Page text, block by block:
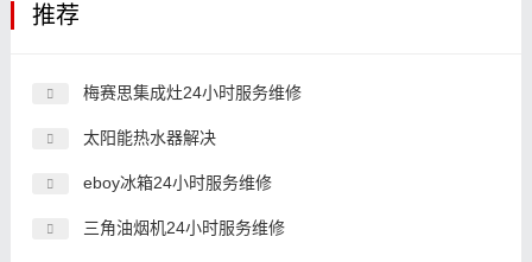
推荐
梅赛思集成灶24小时服务维修
太阳能热水器解决
eboy冰箱24小时服务维修
三角油烟机24小时服务维修